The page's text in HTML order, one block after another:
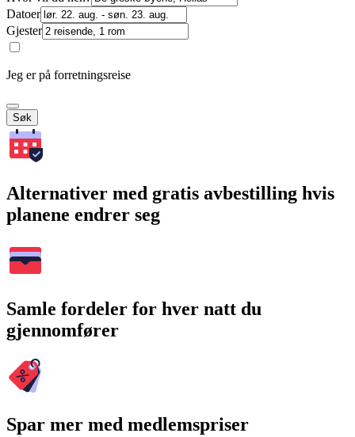
Datoer
Gjester
Jeg er på forretningsreise
Søk
Alternativer med gratis avbestilling hvis
planene endrer seg
Samle fordeler for hver natt du
gjennomfører
Spar mer med medlemspriser